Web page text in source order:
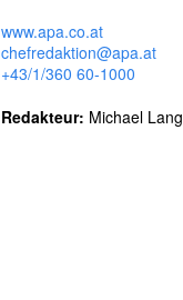
www.apa.co.at
chefredaktion@apa.at
+43/1/360 60-1000
Redakteur: Michael Lang